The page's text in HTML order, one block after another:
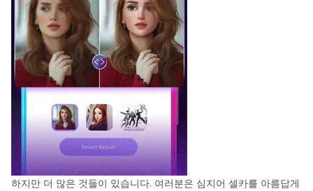
하지만 더 많은 것들이 있습니다. 여러분은 심지어 셀카를 아름답게